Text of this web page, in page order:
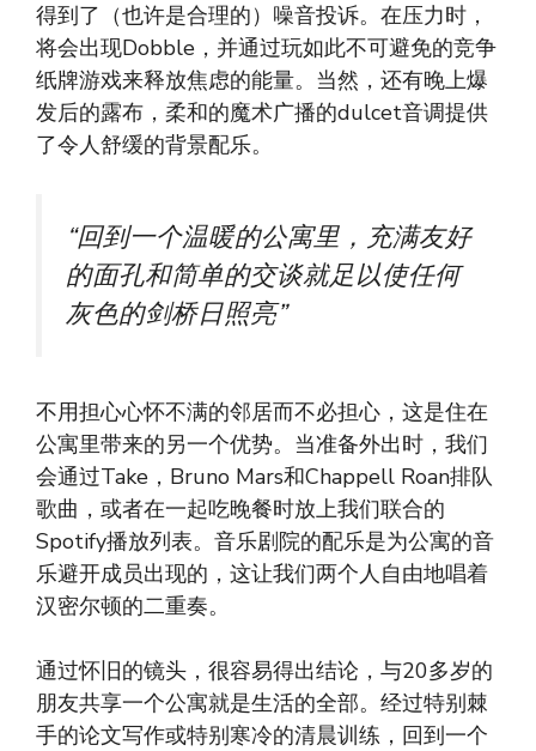
得到了（也许是合理的）噪音投诉。在压力时，
将会出现Dobble，并通过玩如此不可避免的竞争
纸牌游戏来释放焦虑的能量。当然，还有晚上爆
发后的露布，柔和的魔术广播的dulcet音调提供
了令人舒缓的背景配乐。
“回到一个温暖的公寓里，充满友好
的面孔和简单的交谈就足以使任何
灰色的剑桥日照亮”
不用担心心怀不满的邻居而不必担心，这是住在
公寓里带来的另一个优势。当准备外出时，我们
会通过Take，Bruno Mars和Chappell Roan排队
歌曲，或者在一起吃晚餐时放上我们联合的
Spotify播放列表。音乐剧院的配乐是为公寓的音
乐避开成员出现的，这让我们两个人自由地唱着
汉密尔顿的二重奏。
通过怀旧的镜头，很容易得出结论，与20多岁的
朋友共享一个公寓就是生活的全部。经过特别棘
手的论文写作或特别寒冷的清晨训练，回到一个